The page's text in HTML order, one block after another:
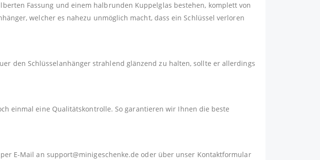
Fassung und einem halbrunden Kuppelglas bestehen, komplett von
welcher es nahezu unmöglich macht, dass ein Schlüssel verloren
den Schlüsselanhänger strahlend glänzend zu halten, sollte er allerdings
einmal eine Qualitätskontrolle. So garantieren wir Ihnen die beste
E-Mail an support@minigeschenke.de oder über unser Kontaktformular